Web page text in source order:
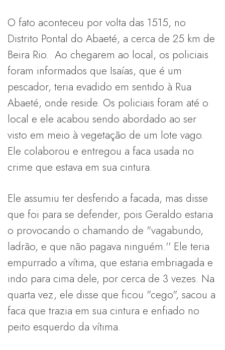
O fato aconteceu por volta das 1515, no
Distrito Pontal do Abaeté, a cerca de 25 km de
Beira Rio. Ao chegarem ao local, os policiais
foram informados que Isaías, que é um
pescador, teria evadido em sentido à Rua
Abaeté, onde reside. Os policiais foram até o
local e ele acabou sendo abordado ao ser
visto em meio à vegetação de um lote vago.
Ele colaborou e entregou a faca usada no
crime que estava em sua cintura.
Ele assumiu ter desferido a facada, mas disse
que foi para se defender, pois Geraldo estaria
o provocando o chamando de "vagabundo,
ladrão, e que não pagava ninguém.'' Ele teria
empurrado a vítima, que estaria embriagada e
indo para cima dele, por cerca de 3 vezes. Na
quarta vez, ele disse que ficou "cego", sacou a
faca que trazia em sua cintura e enfiado no
peito esquerdo da vítima.